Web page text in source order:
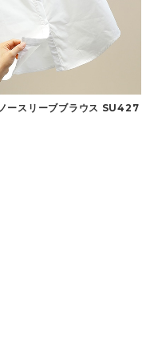
ースリーブブラウス SU427